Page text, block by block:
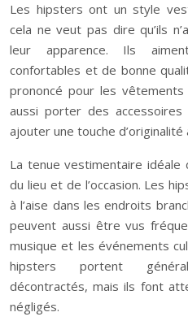
Les hipsters ont un style
cela ne veut pas dire qu’ils
leur apparence. Ils
confortables et de bonne
prononcé pour les
aussi porter des
ajouter une touche d’originalité
La tenue vestimentaire
du lieu et de l’occasion. Les
à l’aise dans les endroits
peuvent aussi être vus
musique et les événements
hipsters portent
décontractés, mais ils font
négligés.